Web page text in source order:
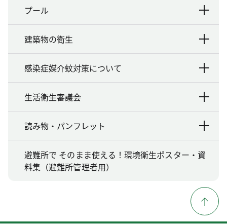
プール
建築物の衛生
感染症媒介蚊対策について
生活衛生審議会
読み物・パンフレット
避難所で そのまま使える！環境衛生ポスター・資
料集（避難所管理者用）